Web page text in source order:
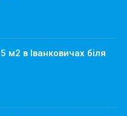
м2 в Іванковичах біля